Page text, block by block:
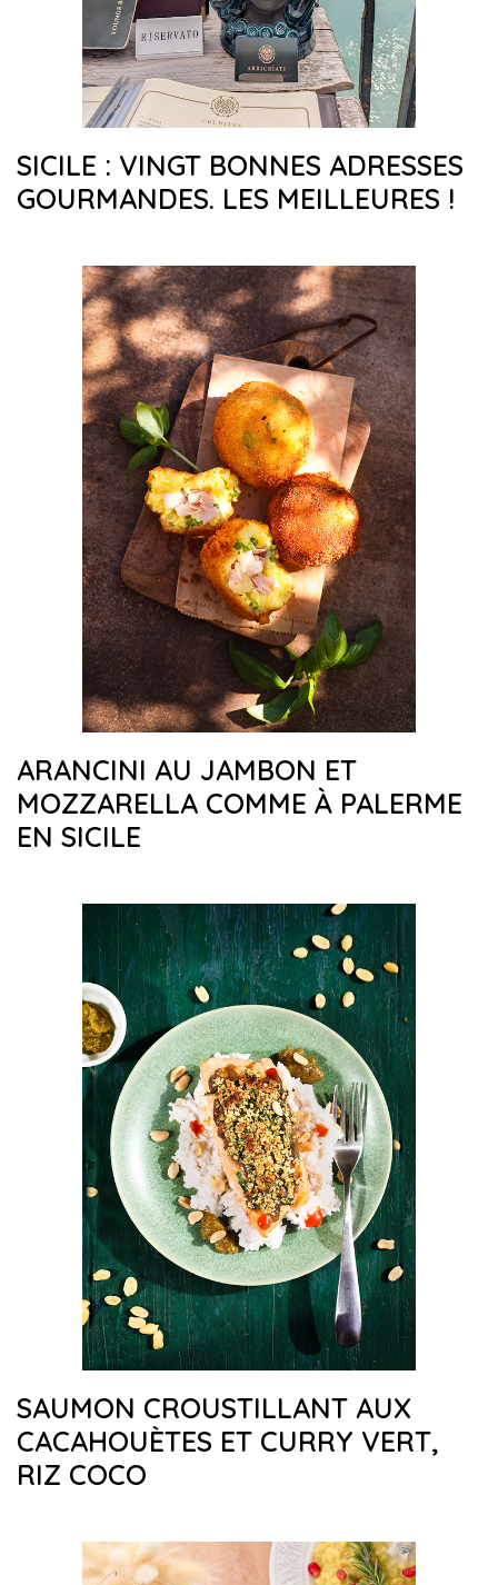
SICILE : VINGT BONNES ADRESSES
GOURMANDES. LES MEILLEURES !
ARANCINI AU JAMBON ET
MOZZARELLA COMME À PALERME
EN SICILE
SAUMON CROUSTILLANT AUX
CACAHOUÈTES ET CURRY VERT,
RIZ COCO